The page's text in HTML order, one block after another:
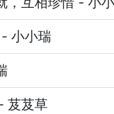
- 小小瑞
芨芨草